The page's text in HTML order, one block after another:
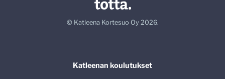
© Katleena Kortesuo Oy 2026.
Katleenan koulutukset